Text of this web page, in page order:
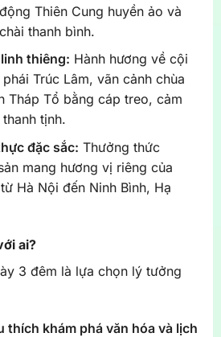
Thiên Cung huyền ảo và
thanh bình.
thiêng: Hành hương về cội
Trúc Lâm, vãn cảnh chùa
Tháp Tổ bằng cáp treo, cảm
tịnh.
đặc sắc: Thưởng thức
mang hương vị riêng của
Hà Nội đến Ninh Bình, Hạ
ai?
3 đêm là lựa chọn lý tưởng
thích khám phá văn hóa và lịch